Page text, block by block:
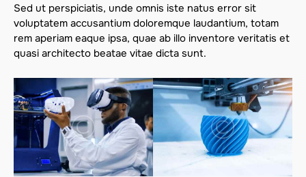
Sed ut perspiciatis, unde omnis iste natus error sit
voluptatem accusantium doloremque laudantium, totam
rem aperiam eaque ipsa, quae ab illo inventore veritatis et
quasi architecto beatae vitae dicta sunt.